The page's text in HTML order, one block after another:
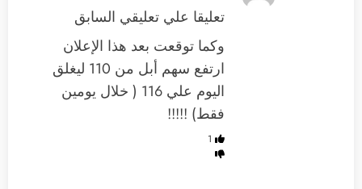
تعليقا علي تعليقي السابق
وكما توقعت بعد هذا الإعلان
ارتفع سهم أبل من 110 ليغلق
اليوم علي 116 ( خلال يومين
فقط) !!!!!
1